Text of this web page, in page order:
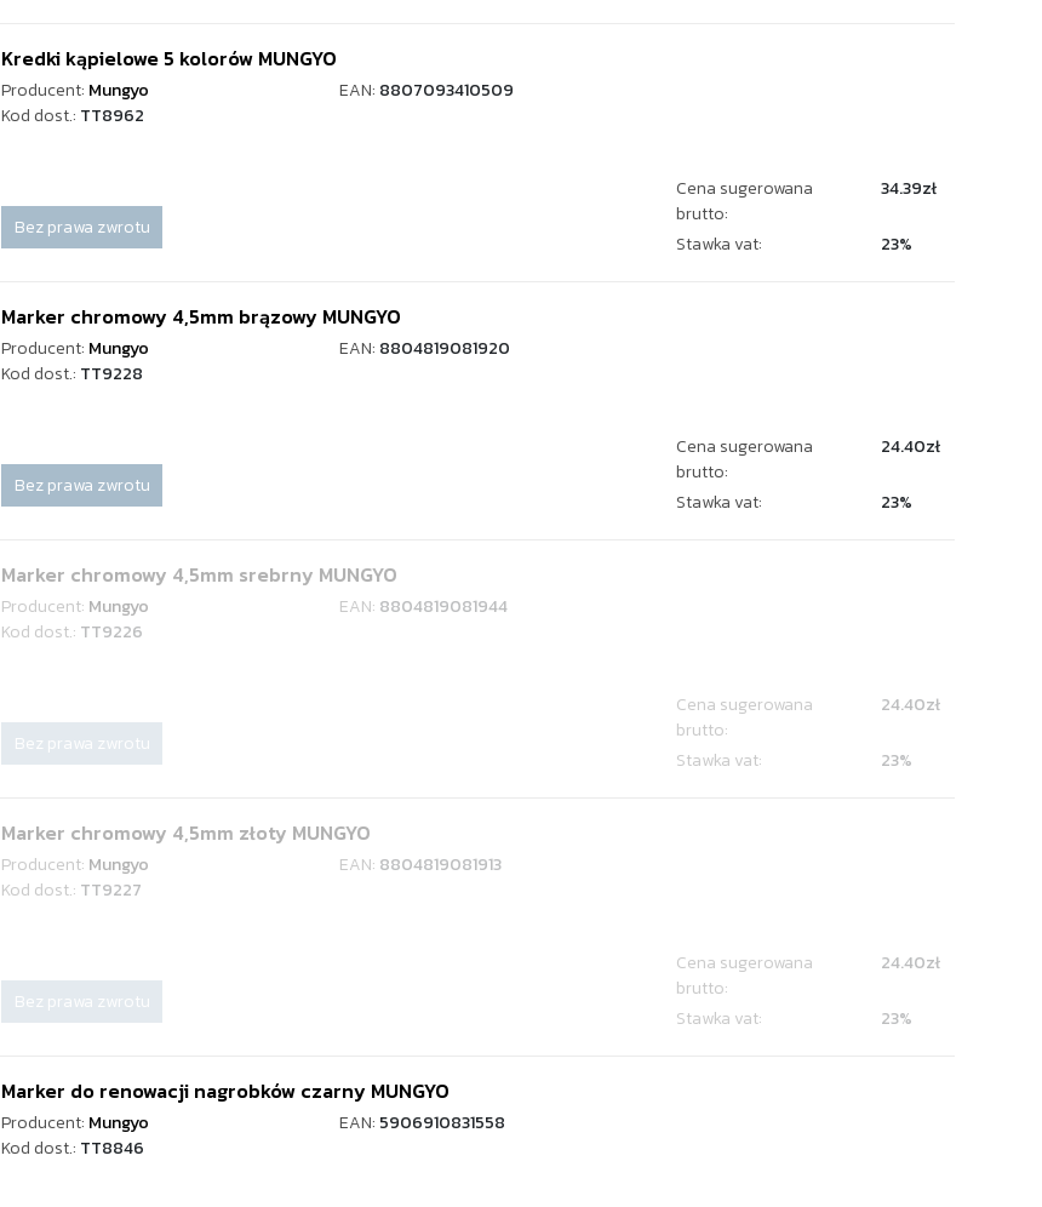
Kredki kąpielowe 5 kolorów MUNGYO
Producent: Mungyo EAN: 8807093410509
Kod dost.: TT8962
Bez prawa zwrotu
Cena sugerowana
brutto:
34.39zł
Stawka vat: 23%
Marker chromowy 4,5mm brązowy MUNGYO
Producent: Mungyo EAN: 8804819081920
Kod dost.: TT9228
Bez prawa zwrotu
Cena sugerowana
brutto:
24.40zł
Stawka vat: 23%
Marker chromowy 4,5mm srebrny MUNGYO
Producent: Mungyo EAN: 8804819081944
Kod dost.: TT9226
Bez prawa zwrotu
Cena sugerowana
brutto:
24.40zł
Stawka vat: 23%
Marker chromowy 4,5mm złoty MUNGYO
Producent: Mungyo EAN: 8804819081913
Kod dost.: TT9227
Bez prawa zwrotu
Cena sugerowana
brutto:
24.40zł
Stawka vat: 23%
Marker do renowacji nagrobków czarny MUNGYO
Producent: Mungyo EAN: 5906910831558
Kod dost.: TT8846